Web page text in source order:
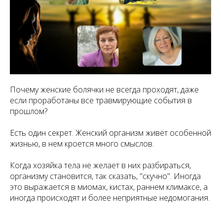
Почему женские болячки не всегда проходят, даже
если проработаны все травмирующие события в
прошлом?
Есть один секрет. Женский организм живёт особенной
жизнью, в нем кроется много смыслов.
Когда хозяйка тела не желает в них разбираться,
организму становится, так сказать, "скучно". Иногда
это выражается в миомах, кистах, раннем климаксе, а
иногда происходят и более неприятные недомогания.